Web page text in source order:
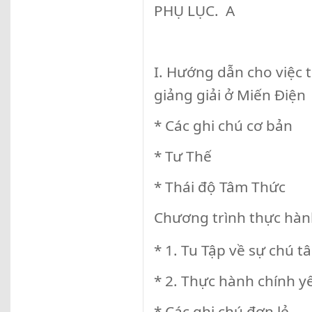
PHỤ LỤC. A
I. Hướng dẫn cho việc
giảng giải ở Miến Điện
* Các ghi chú cơ bản
* Tư Thế
* Thái độ Tâm Thức
Chương trình thực
* 1. Tu Tập về sự chú
* 2. Thực hành chính